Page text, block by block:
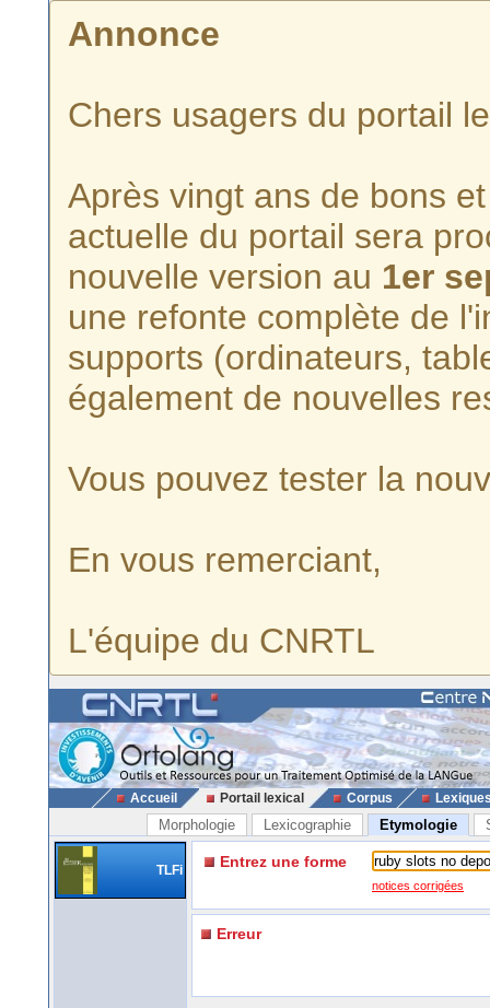
Annonce
Chers usagers du portail
Après vingt ans de bons
actuelle du portail sera
nouvelle version au 1er
une refonte complète de
supports (ordinateurs,
également de nouvelles
Vous pouvez tester la
En vous remerciant,
L'équipe du CNRTL
Accueil Portail lexical Corpus
Morphologie Lexicographie Etymologie
TLFi Entrez une forme
notices corrigées
Erreur